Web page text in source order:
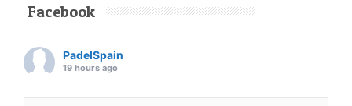
Facebook
PadelSpain
19 hours ago